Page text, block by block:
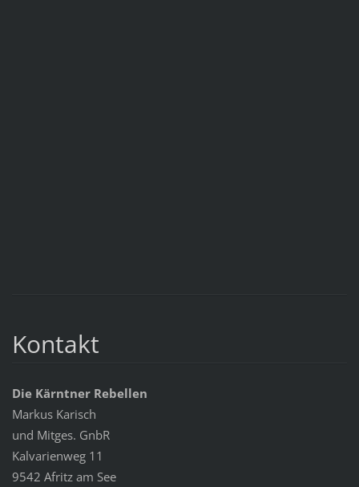
Kontakt
Die Kärntner Rebellen
Markus Karisch
und Mitges. GnbR
Kalvarienweg 11
9542 Afritz am See